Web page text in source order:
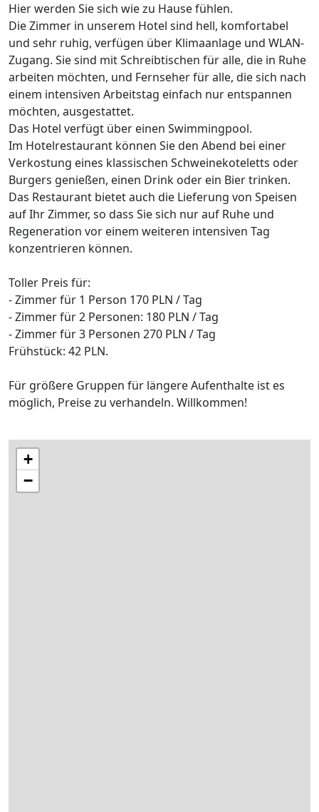
Hier werden Sie sich wie zu Hause fühlen.
Die Zimmer in unserem Hotel sind hell, komfortabel
und sehr ruhig, verfügen über Klimaanlage und WLAN-
Zugang. Sie sind mit Schreibtischen für alle, die in Ruhe
arbeiten möchten, und Fernseher für alle, die sich nach
einem intensiven Arbeitstag einfach nur entspannen
möchten, ausgestattet.
Das Hotel verfügt über einen Swimmingpool.
Im Hotelrestaurant können Sie den Abend bei einer
Verkostung eines klassischen Schweinekoteletts oder
Burgers genießen, einen Drink oder ein Bier trinken.
Das Restaurant bietet auch die Lieferung von Speisen
auf Ihr Zimmer, so dass Sie sich nur auf Ruhe und
Regeneration vor einem weiteren intensiven Tag
konzentrieren können.
Toller Preis für:
- Zimmer für 1 Person 170 PLN / Tag
- Zimmer für 2 Personen: 180 PLN / Tag
- Zimmer für 3 Personen 270 PLN / Tag
Frühstück: 42 PLN.
Für größere Gruppen für längere Aufenthalte ist es
möglich, Preise zu verhandeln. Willkommen!
+
−